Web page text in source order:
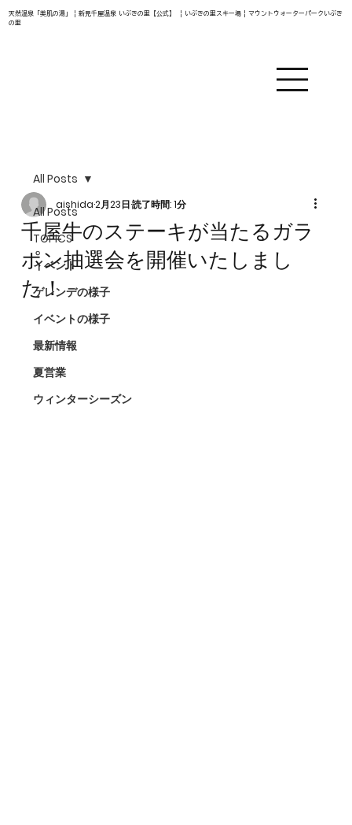
天然温泉「美肌の湯」 | 新見千屋温泉 いぶきの里【公式】 | いぶきの里スキー場 | マウントウォーターパークいぶき
の里
All Posts
TOPICS
イベント
ゲレンデの様子
イベントの様子
最新情報
夏営業
ウィンターシーズン
All Posts
千屋牛のステーキが当たるガラ
ポン抽選会を開催いたしまし
た！
aishida2月23日読了時間: 1分